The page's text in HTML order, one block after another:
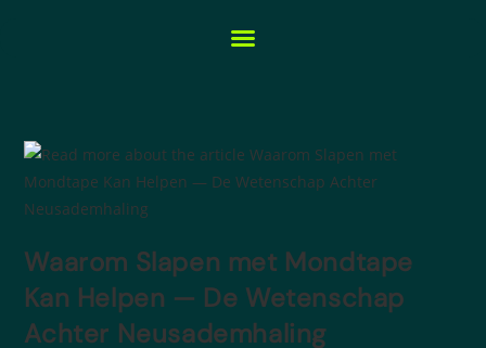
Waarom Slapen met Mondtape
Kan Helpen — De Wetenschap
Achter Neusademhaling